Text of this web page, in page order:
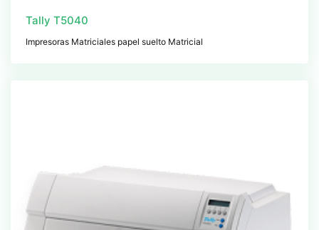
Tally T5040
Impresoras Matriciales papel suelto Matricial